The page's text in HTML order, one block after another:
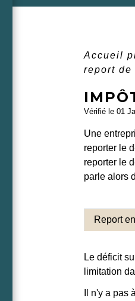
Accueil
report
Vérifié le 01
Une
reporter le
reporter le
parle alors
Report
Le déficit
limitation
Il n'y a